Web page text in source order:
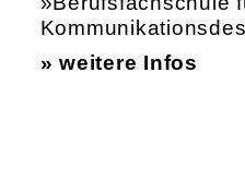
» weitere Infos